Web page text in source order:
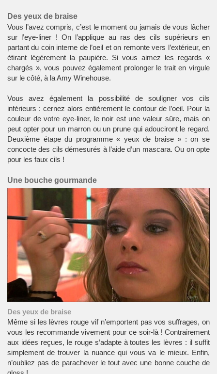
Des yeux de braise
Vous l’avez compris, c’est le moment ou jamais de vous lâcher
sur l’eye-liner ! On l’applique au ras des cils supérieurs en
partant du coin interne de l’oeil et on remonte vers l’extérieur, en
étirant légèrement la paupière. Si vous aimez les regards «
chargés », vous pouvez également prolonger le trait en virgule
sur le côté, à la Amy Winehouse.
Vous avez également la possibilité de souligner vos cils
inférieurs : cernez alors entièrement le contour de l’oeil. Pour la
couleur de votre eye-liner, le noir est une valeur sûre, mais on
peut opter pour un marron ou un prune qui adouciront le regard.
Deuxième étape du programme « yeux de braise » : on se
concocte des cils démesurés à l’aide d’un mascara. Ou on opte
pour les faux cils !
Une bouche gourmande
Des yeux de braise
Même si les lèvres rouge vif n’emportent pas vos suffrages, on
vous les recommande vivement pour ce soir-là ! Contrairement
aux idées reçues, le rouge s’adapte à toutes les lèvres : il suffit
simplement de trouver la nuance qui vous va le mieux. Enfin,
n’oubliez pas de parachever le tout avec une bonne couche de